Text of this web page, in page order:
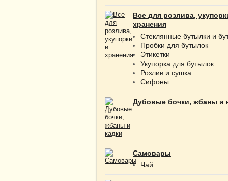
Все для розлива,
хранения
Стеклянные бутылки и
Пробки для бутылок
Этикетки
Укупорка для бутылок
Розлив и сушка
Сифоны
Дубовые бочки, жбаны и
Самовары
Чай